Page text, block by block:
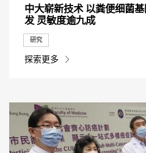
中大崭新技术 以粪便细菌
发 灵敏度逾九成
研究
探索更多